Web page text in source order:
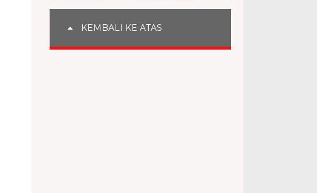
KEMBALI KE ATAS